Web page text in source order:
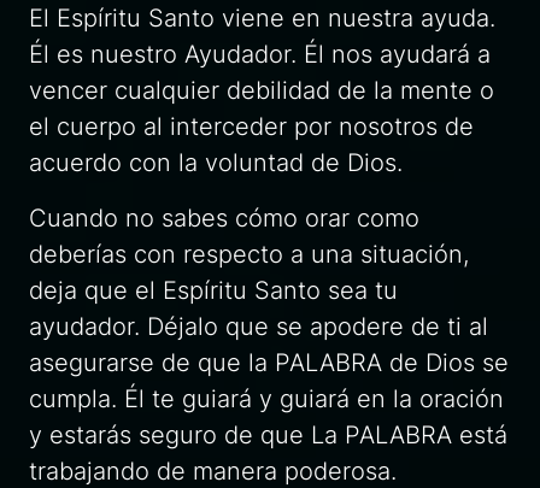
El Espíritu Santo viene en nuestra ayuda.
Él es nuestro Ayudador. Él nos ayudará a
vencer cualquier debilidad de la mente o
el cuerpo al interceder por nosotros de
acuerdo con la voluntad de Dios.
Cuando no sabes cómo orar como
deberías con respecto a una situación,
deja que el Espíritu Santo sea tu
ayudador. Déjalo que se apodere de ti al
asegurarse de que la PALABRA de Dios se
cumpla. Él te guiará y guiará en la oración
y estarás seguro de que La PALABRA está
trabajando de manera poderosa.